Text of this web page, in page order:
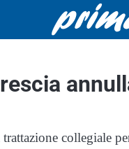
collegiale